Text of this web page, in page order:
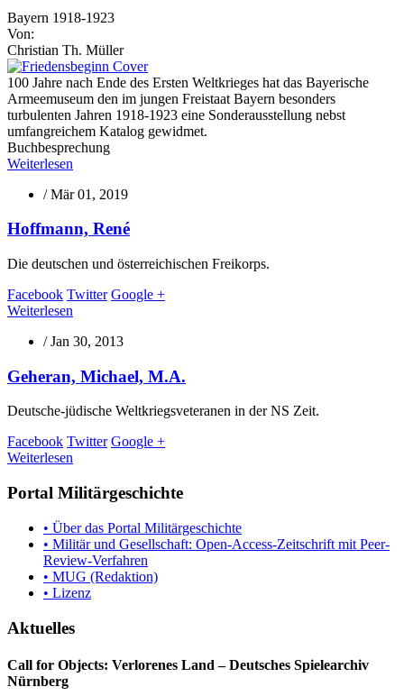
Bayern 1918-1923
Von:
Christian Th. Müller
100 Jahre nach Ende des Ersten Weltkrieges hat das Bayerische
Armeemuseum den im jungen Freistaat Bayern besonders
turbulenten Jahren 1918-1923 eine Sonderausstellung nebst
umfangreichem Katalog gewidmet.
Buchbesprechung
Weiterlesen
/ Mär 01, 2019
Hoffmann, René
Die deutschen und österreichischen Freikorps.
Facebook Twitter Google +
Weiterlesen
/ Jan 30, 2013
Geheran, Michael, M.A.
Deutsche-jüdische Weltkriegsveteranen in der NS Zeit.
Facebook Twitter Google +
Weiterlesen
Portal Militärgeschichte
• Über das Portal Militärgeschichte
• Militär und Gesellschaft: Open-Access-Zeitschrift mit Peer-
Review-Verfahren
• MUG (Redaktion)
• Lizenz
Aktuelles
Call for Objects: Verlorenes Land – Deutsches Spielearchiv
Nürnberg